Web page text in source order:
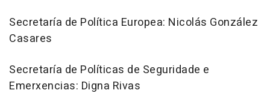
Secretaría de Política Europea: Nicolás González
Casares
Secretaría de Políticas de Seguridade e
Emerxencias: Digna Rivas